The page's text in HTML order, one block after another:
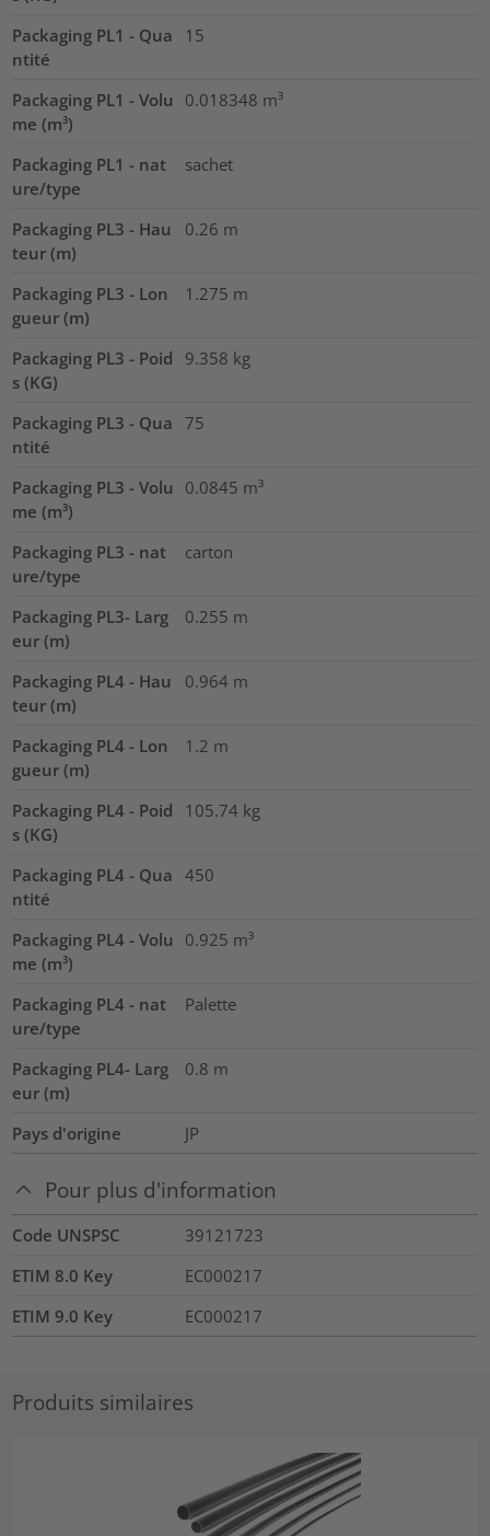
Packaging PL1 - Qua
ntité
15
Packaging PL1 - Volu
me (m³)
0.018348 m³
Packaging PL1 - nat
ure/type
sachet
Packaging PL3 - Hau
teur (m)
0.26 m
Packaging PL3 - Lon
gueur (m)
1.275 m
Packaging PL3 - Poid
s (KG)
9.358 kg
Packaging PL3 - Qua
ntité
75
Packaging PL3 - Volu
me (m³)
0.0845 m³
Packaging PL3 - nat
ure/type
carton
Packaging PL3- Larg
eur (m)
0.255 m
Packaging PL4 - Hau
teur (m)
0.964 m
Packaging PL4 - Lon
gueur (m)
1.2 m
Packaging PL4 - Poid
s (KG)
105.74 kg
Packaging PL4 - Qua
ntité
450
Packaging PL4 - Volu
me (m³)
0.925 m³
Packaging PL4 - nat
ure/type
Palette
Packaging PL4- Larg
eur (m)
0.8 m
Pays d'origine JP
Pour plus d'information
Code UNSPSC
39121723
ETIM 8.0 Key
EC000217
ETIM 9.0 Key
EC000217
Produits similaires